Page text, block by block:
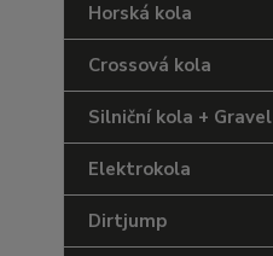
Horská kola
Crossová kola
Silniční kola + Gravel
Elektrokola
Dirtjump